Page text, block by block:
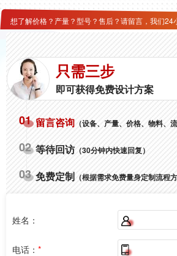
想了解价格？产量？型号？售后？请留言，我们24
只需三步
即可获得免费设计方案
01 留言咨询（设备、产量、价格、物料、
02 等待回访（30分钟内快速回复）
03 免费定制（根据需求免费量身定制流程
姓名：
电话： *